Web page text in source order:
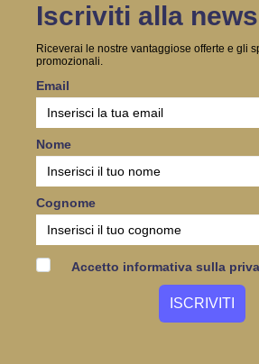
Iscriviti alla
Riceverai le nostre vantaggiose offerte e gli
promozionali.
Email
Nome
Cognome
Accetto informativa sulla